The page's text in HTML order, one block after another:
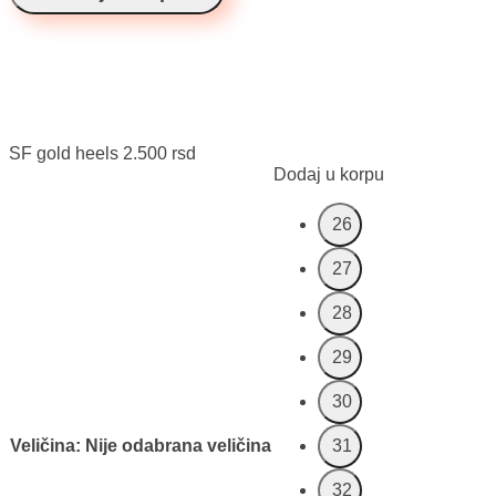
SF gold heels 2.500 rsd
Veličina: Nije odabrana veličina
Dodaj u korpu
26
27
28
29
30
31
32